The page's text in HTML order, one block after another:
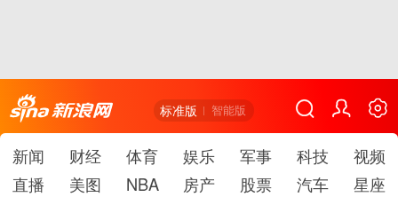
标准版 智能版
新闻 财经 体育 娱乐 军事 科技
视频
直播
美图 NBA 房产 股票 汽车
星座